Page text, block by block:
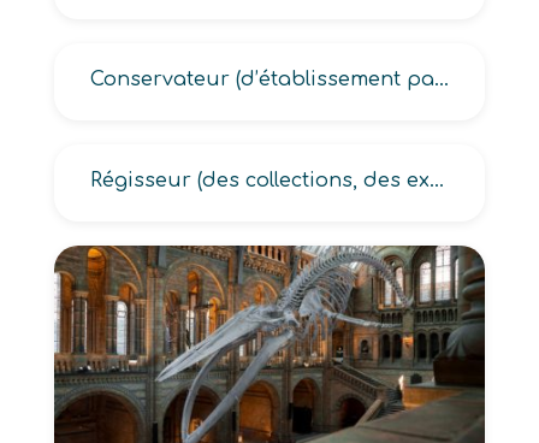
Conservateur (d’établissement patrimonial, directeur de musée)
Régisseur (des collections, des expositions, d’œuvres)